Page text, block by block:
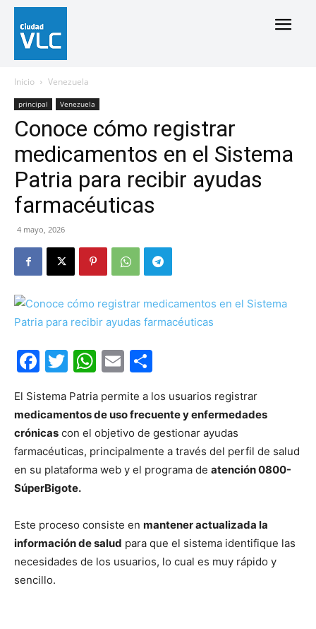
Inicio Venezuela
principal Venezuela
Conoce cómo registrar
medicamentos en el Sistema
Patria para recibir ayudas
farmacéuticas
4 mayo, 2026
Facebook
Twitter
WhatsApp
Email
El Sistema Patria permite a los usuarios registrar
medicamentos de uso frecuente y enfermedades
crónicas con el objetivo de gestionar ayudas
farmacéuticas, principalmente a través del perfil de salud
en su plataforma web y el programa de atención 0800-
SúperBigote.
Este proceso consiste en mantener actualizada la
información de salud para que el sistema identifique las
necesidades de los usuarios, lo cual es muy rápido y
sencillo.